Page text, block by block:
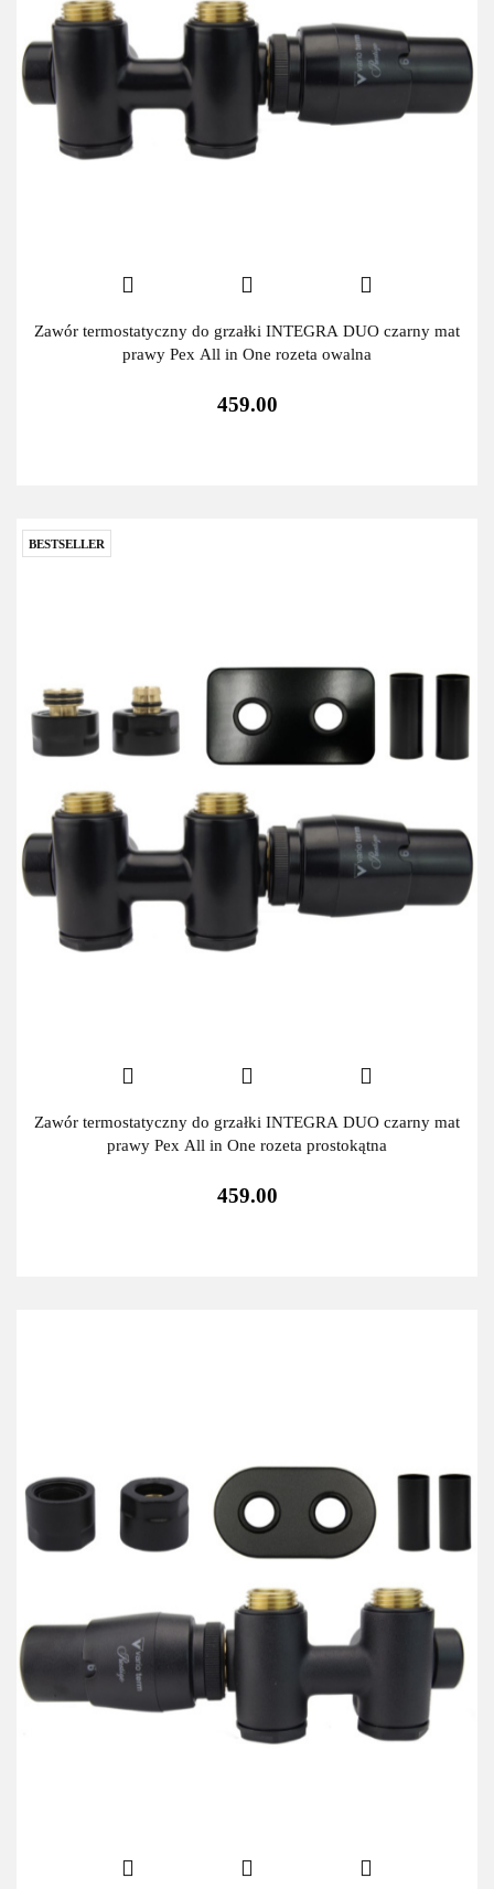
Zawór termostatyczny do grzałki INTEGRA DUO czarny mat
prawy Pex All in One rozeta owalna
459.00
BESTSELLER
Zawór termostatyczny do grzałki INTEGRA DUO czarny mat
prawy Pex All in One rozeta prostokątna
459.00